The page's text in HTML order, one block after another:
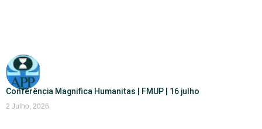
Conferência Magnifica Humanitas | FMUP | 16 julho
2 Julho, 2026